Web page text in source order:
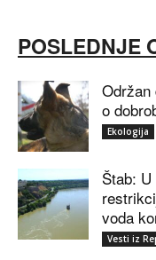
POSLEDNJE
o
Ekologija
Štab:
voda
Vesti iz